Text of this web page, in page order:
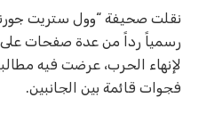
نقلت صحيفة “وول ستريت
رسمياً رداً من عدة صفحات على
لإنهاء الحرب، عرضت فيه
فجوات قائمة بين الجانبين.